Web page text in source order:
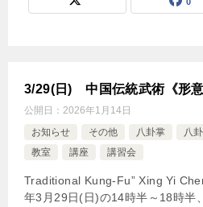
3/29(日) 中国伝統武術《形
公開日： 2026年1月14日
お知らせ
その他 八卦掌 八
教室
講座 講習会
Traditional Kung-Fu” Xing Yi
年3月29日(日)の14時半～18時半